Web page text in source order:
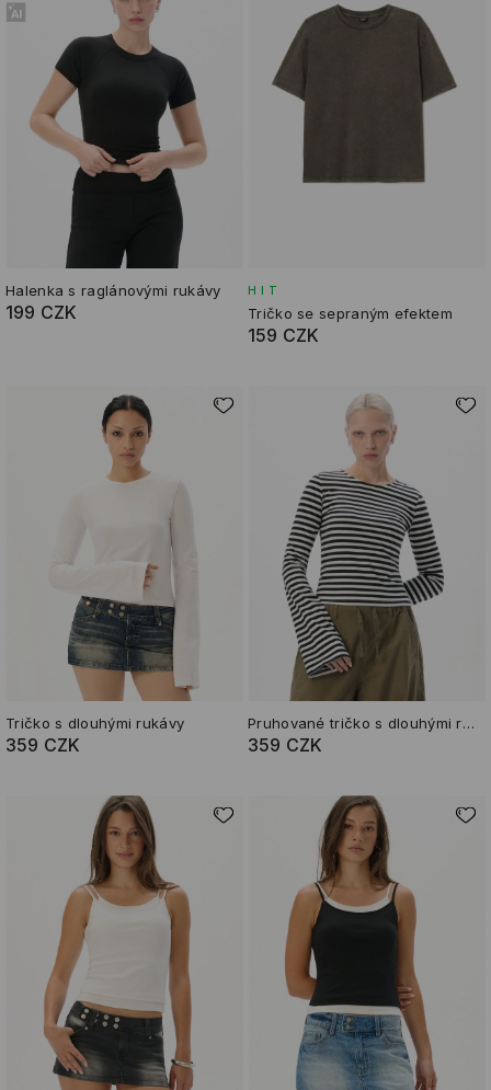
Halenka s raglánovými rukávy
199 CZK
HIT
Tričko se sepraným efektem
159 CZK
Tričko s dlouhými rukávy
359 CZK
Pruhované tričko s dlouhými rukávy
359 CZK